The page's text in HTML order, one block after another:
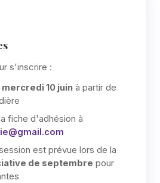
s'inscrire :
mercredi 10 juin à partir de
fiche d'adhésion à
est prévue lors de la
de septembre pour